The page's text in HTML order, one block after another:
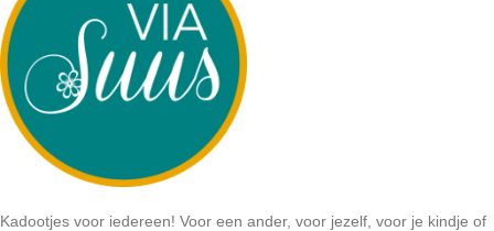
Kadootjes voor iedereen! Voor een ander, voor jezelf, voor je kindje of